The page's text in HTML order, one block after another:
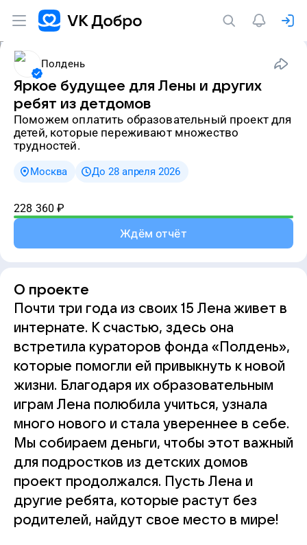
Полдень
Яркое будущее для Лены и других
ребят из детдомов
Поможем оплатить образовательный проект для
детей, которые переживают множество
трудностей.
Москва До 28 апреля 2026
228 360 ₽
Ждём отчёт
О проекте
Почти три года из своих 15 Лена живет в
интернате. К счастью, здесь она
встретила кураторов фонда «Полдень»,
которые помогли ей привыкнуть к новой
жизни. Благодаря их образовательным
играм Лена полюбила учиться, узнала
много нового и стала увереннее в себе.
Мы собираем деньги, чтобы этот важный
для подростков из детских домов
проект продолжался. Пусть Лена и
другие ребята, которые растут без
родителей, найдут свое место в мире!